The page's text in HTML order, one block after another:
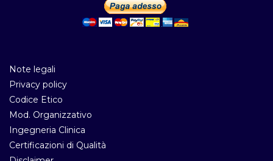
Note legali
Privacy policy
Codice Etico
Mod. Organizzativo
Ingegneria Clinica
Certificazioni di Qualità